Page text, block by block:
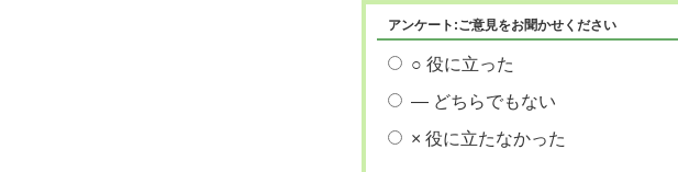
アンケート:ご意見をお聞かせください
○ 役に立った
― どちらでもない
× 役に立たなかった